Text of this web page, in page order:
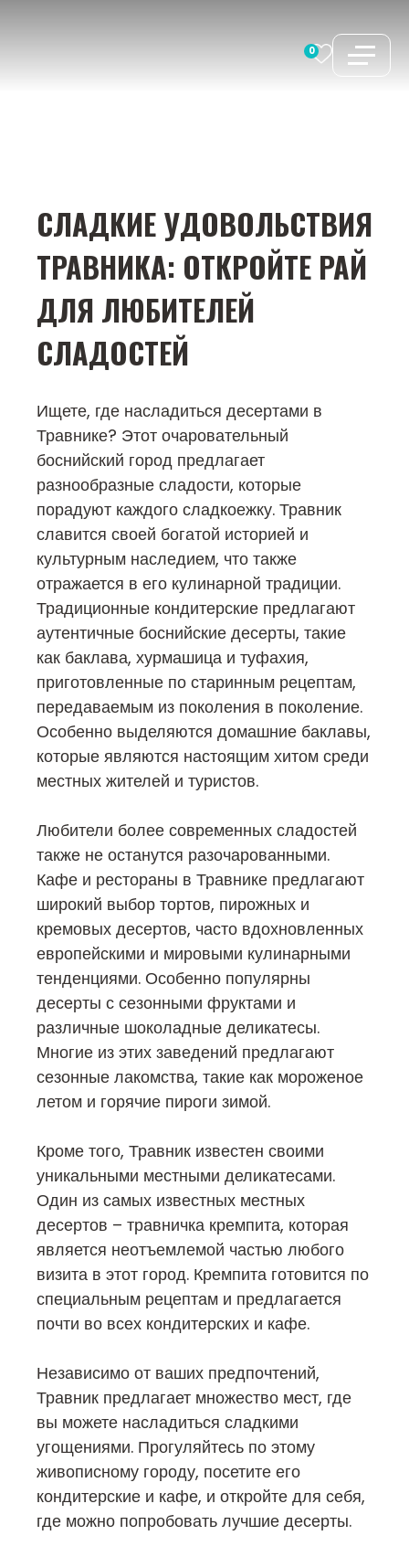
0
СЛАДКИЕ УДОВОЛЬСТВИЯ
ТРАВНИКА: ОТКРОЙТЕ РАЙ
ДЛЯ ЛЮБИТЕЛЕЙ
СЛАДОСТЕЙ
Ищете, где насладиться десертами в
Травнике? Этот очаровательный
боснийский город предлагает
разнообразные сладости, которые
порадуют каждого сладкоежку. Травник
славится своей богатой историей и
культурным наследием, что также
отражается в его кулинарной традиции.
Традиционные кондитерские предлагают
аутентичные боснийские десерты, такие
как баклава, хурмашица и туфахия,
приготовленные по старинным рецептам,
передаваемым из поколения в поколение.
Особенно выделяются домашние баклавы,
которые являются настоящим хитом среди
местных жителей и туристов.
Любители более современных сладостей
также не останутся разочарованными.
Кафе и рестораны в Травнике предлагают
широкий выбор тортов, пирожных и
кремовых десертов, часто вдохновленных
европейскими и мировыми кулинарными
тенденциями. Особенно популярны
десерты с сезонными фруктами и
различные шоколадные деликатесы.
Многие из этих заведений предлагают
сезонные лакомства, такие как мороженое
летом и горячие пироги зимой.
Кроме того, Травник известен своими
уникальными местными деликатесами.
Один из самых известных местных
десертов – травничка кремпита, которая
является неотъемлемой частью любого
визита в этот город. Кремпита готовится по
специальным рецептам и предлагается
почти во всех кондитерских и кафе.
Независимо от ваших предпочтений,
Травник предлагает множество мест, где
вы можете насладиться сладкими
угощениями. Прогуляйтесь по этому
живописному городу, посетите его
кондитерские и кафе, и откройте для себя,
где можно попробовать лучшие десерты.